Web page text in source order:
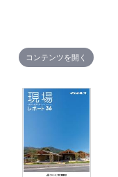
コンテンツを開く